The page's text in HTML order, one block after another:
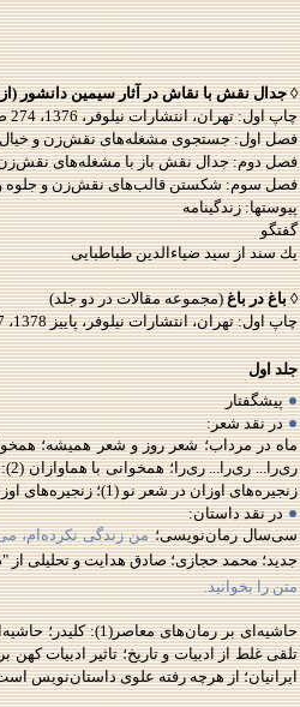
◊ جدال نقش با نقاش در آثار سيمين دانشور
چاپ اول: تهران، انتشارات نيلوفر، 1376، 274 صفحه
فصل اول: جستجوی مشغله‌‌های نقش‌زن و خيال
فصل دوم: جدال نقش باز با مشغله‌‌های
فصل سوم: شكستن قالب‌‌های نقش‌زن و جلوه و
پيوستها: زندگينامه
گفتگو
يك سند از سيد ضياءالدين طباطبايی
◊ باغ در باغ(مجموعه مقالات در دو جلد)
چاپ اول: تهران، انتشارات نيلوفر، پاييز 1378، 867 صفحه. چاپ دوم: تابستان 1380، چاپ سوم: زمستان 1388
جلد اول
پيشگفتار
در نقد شعر:
زنجيره‌های اوزان در شعر نو (1)؛ زنجيره‌های اوزان در شعر نو (2)
در نقد داستان:
سی‌سال رمان‌نويسی؛من زندگی نكرده‌ام،
جديد؛ محمد حجازی؛ صادق هدايت و تحليلی
متن را بخوانيد.
تلقی غلط از ادبيات و تاريخ؛ تاثير ادبيات
ايرانيان؛ از هرچه رفته علوی داستان‌نويس